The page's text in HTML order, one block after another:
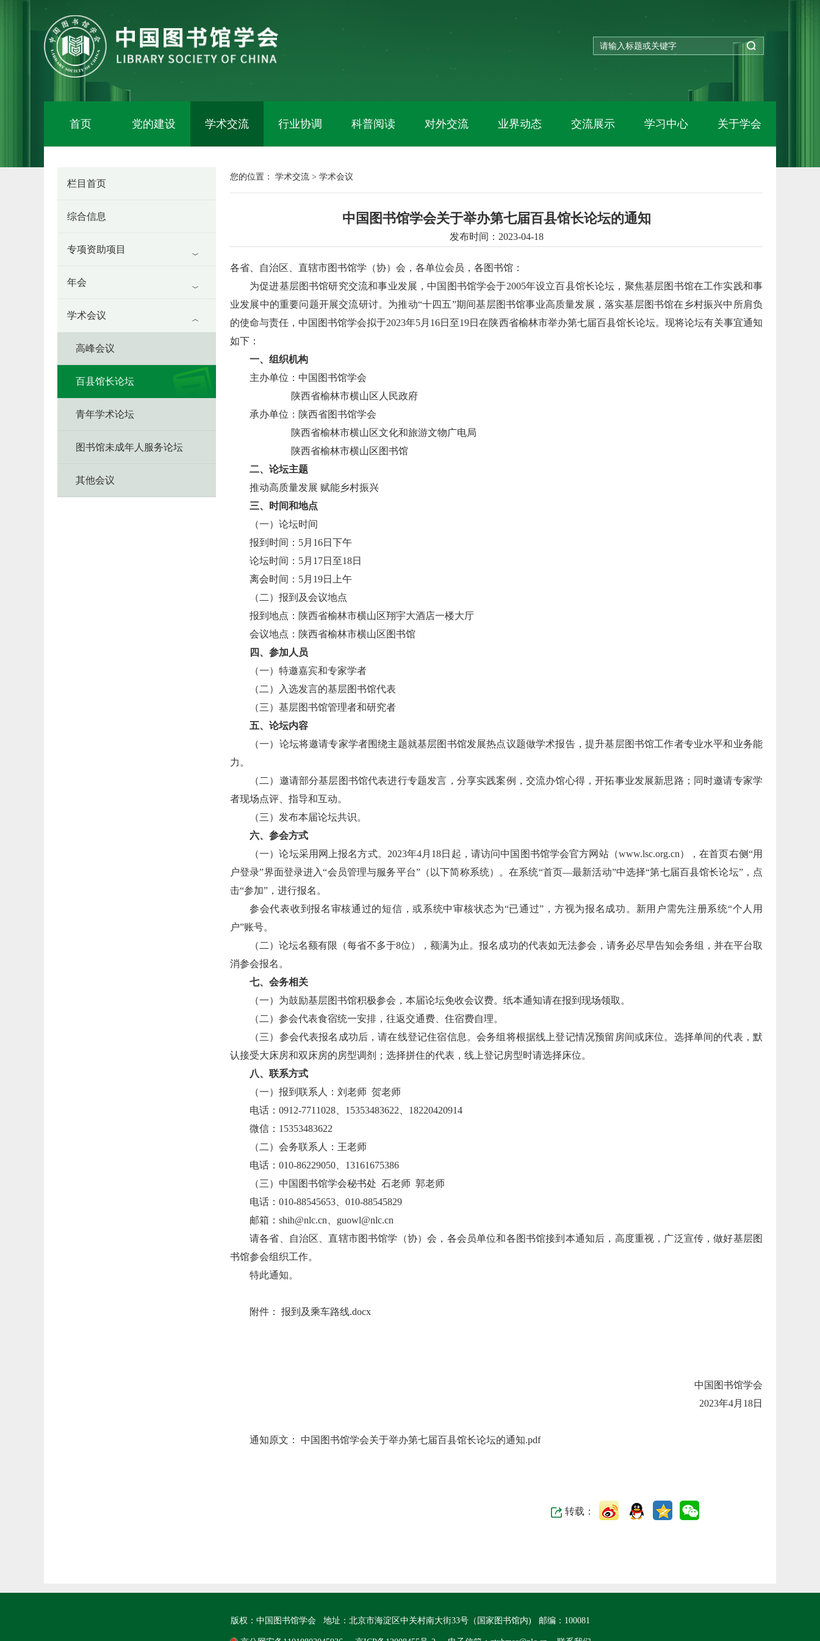
首页 党的建设 学术交流 行业协调 科普阅读 对外交流 业界动态 交流展示 学习中心 关于学会
栏目首页
综合信息
专项资助项目
年会
学术会议
高峰会议
百县馆长论坛
青年学术论坛
图书馆未成年人服务论坛
其他会议
您的位置： 学术交流 > 学术会议
中国图书馆学会关于举办第七届百县馆长论坛的通知
发布时间：2023-04-18
各省、自治区、直辖市图书馆学（协）会，各单位会员，各图书馆：
为促进基层图书馆研究交流和事业发展，中国图书馆学会于2005年设立百县馆长论坛，聚焦基层图书馆在工作实践和事
业发展中的重要问题开展交流研讨。为推动“十四五”期间基层图书馆事业高质量发展，落实基层图书馆在乡村振兴中所肩负
的使命与责任，中国图书馆学会拟于2023年5月16日至19日在陕西省榆林市举办第七届百县馆长论坛。现将论坛有关事宜通知
如下：
一、组织机构
主办单位：中国图书馆学会
陕西省榆林市横山区人民政府
承办单位：陕西省图书馆学会
陕西省榆林市横山区文化和旅游文物广电局
陕西省榆林市横山区图书馆
二、论坛主题
推动高质量发展 赋能乡村振兴
三、时间和地点
（一）论坛时间
报到时间：5月16日下午
论坛时间：5月17日至18日
离会时间：5月19日上午
（二）报到及会议地点
报到地点：陕西省榆林市横山区翔宇大酒店一楼大厅
会议地点：陕西省榆林市横山区图书馆
四、参加人员
（一）特邀嘉宾和专家学者
（二）入选发言的基层图书馆代表
（三）基层图书馆管理者和研究者
五、论坛内容
（一）论坛将邀请专家学者围绕主题就基层图书馆发展热点议题做学术报告，提升基层图书馆工作者专业水平和业务能
力。
（二）邀请部分基层图书馆代表进行专题发言，分享实践案例，交流办馆心得，开拓事业发展新思路；同时邀请专家学
者现场点评、指导和互动。
（三）发布本届论坛共识。
六、参会方式
（一）论坛采用网上报名方式。2023年4月18日起，请访问中国图书馆学会官方网站（www.lsc.org.cn），在首页右侧“用
户登录”界面登录进入“会员管理与服务平台”（以下简称系统）。在系统“首页—最新活动”中选择“第七届百县馆长论坛”，点
击“参加”，进行报名。
参会代表收到报名审核通过的短信，或系统中审核状态为“已通过”，方视为报名成功。新用户需先注册系统“个人用
户”账号。
（二）论坛名额有限（每省不多于8位），额满为止。报名成功的代表如无法参会，请务必尽早告知会务组，并在平台取
消参会报名。
七、会务相关
（一）为鼓励基层图书馆积极参会，本届论坛免收会议费。纸本通知请在报到现场领取。
（二）参会代表食宿统一安排，往返交通费、住宿费自理。
（三）参会代表报名成功后，请在线登记住宿信息。会务组将根据线上登记情况预留房间或床位。选择单间的代表，默
认接受大床房和双床房的房型调剂；选择拼住的代表，线上登记房型时请选择床位。
八、联系方式
（一）报到联系人：刘老师 贺老师
电话：0912-7711028、15353483622、18220420914
微信：15353483622
（二）会务联系人：王老师
电话：010-86229050、13161675386
（三）中国图书馆学会秘书处 石老师 郭老师
电话：010-88545653、010-88545829
邮箱： shih@nlc.cn 、guowl@nlc.cn
请各省、自治区、直辖市图书馆学（协）会，各会员单位和各图书馆接到本通知后，高度重视，广泛宣传，做好基层图
书馆参会组织工作。
特此通知。
附件： 报到及乘车路线.docx
中国图书馆学会
2023年4月18日
通知原文： 中国图书馆学会关于举办第七届百县馆长论坛的通知.pdf
转载：
版权：中国图书馆学会 地址：北京市海淀区中关村南大街33号（国家图书馆内) 邮编：100081